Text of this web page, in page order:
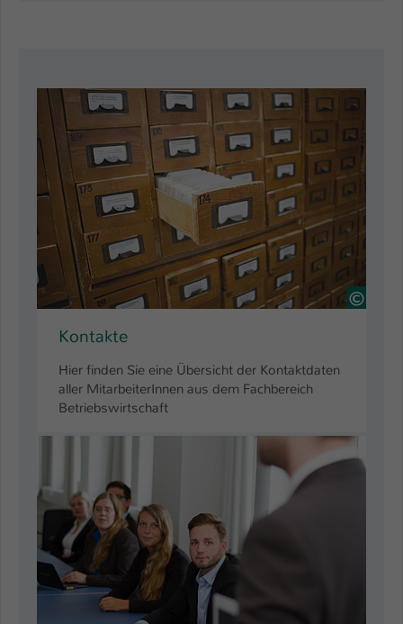
Kontakte
Hier finden Sie eine Übersicht der Kontaktdaten
aller MitarbeiterInnen aus dem Fachbereich
Betriebswirtschaft